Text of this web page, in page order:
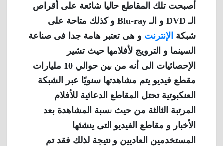
أصبحت تلك المقاطع حاليا شائعة على أقراص
الـ DVD و الـ Blu-ray و كذلك متاحة على
شبكة الإنترنت و هى تعتبر هامة جدا فى صناعة
السينما و الترويج لأفلامها حيث تشير
الإحصائيات الى أنه من بين حوالي 10 مليارات
مقطع فيديو يتم مشاهدتها سنويًا عبر الشبكة
العنكبوتية تحتل المقاطع الدعائية للأفلام
المرتبة الثالثة من حيث نسبة المشاهدة بعد
الأخبار و مقاطع الفيديو التى ينشئها
المستخدمين العاديين و نتيجة لذلك فقد تم